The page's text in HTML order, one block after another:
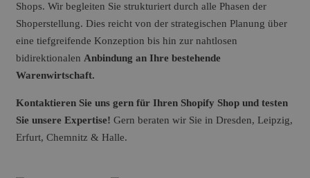
Shops. Wir begleiten Sie strukturiert durch alle Phasen der
Shoperstellung. Dies reicht von der strategischen Planung über
eine tiefgreifende Konzeption bis hin zur nahtlosen
bidirektionalen Anbindung an Ihre bestehende
Warenwirtschaft.
Kontaktieren Sie uns gern für Ihren Shopify Shop und testen
Sie unsere Expertise! Gern beraten wir Sie in Dresden, Leipzig,
Erfurt, Chemnitz & Halle.